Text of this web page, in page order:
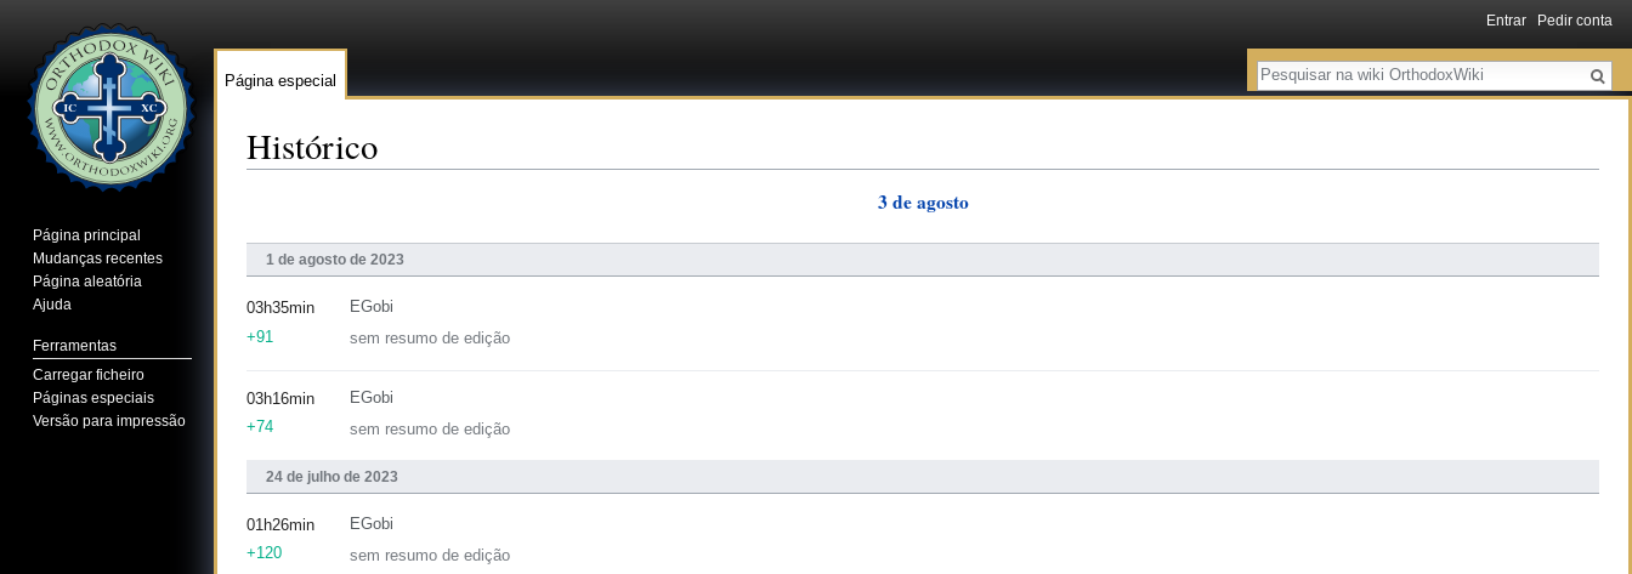
Histórico
3 de agosto
1 de agosto de 2023
EGobi
sem resumo de edição
03h35min
+91
EGobi
sem resumo de edição
03h16min
+74
24 de julho de 2023
EGobi
sem resumo de edição
01h26min
+120
Entrar Pedir conta
Página especial
Pesquisa
Página principal
Mudanças recentes
Página aleatória
Ajuda
Ferramentas
Carregar ficheiro
Páginas especiais
Versão para impressão